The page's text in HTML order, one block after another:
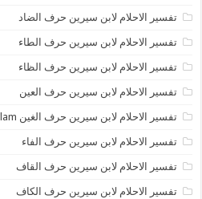
تفسير الاحلام لابن سيرين حرف الضاد
تفسير الاحلام لابن سيرين حرف الطاء
تفسير الاحلام لابن سيرين حرف الظاء
تفسير الاحلام لابن سيرين حرف العين
تفسير الاحلام لابن سيرين حرف الغين tafsir ahlam
تفسير الاحلام لابن سيرين حرف الفاء
تفسير الاحلام لابن سيرين حرف القاف
تفسير الاحلام لابن سيرين حرف الكاف